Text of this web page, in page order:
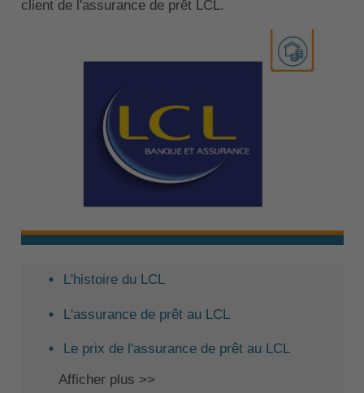
client de l'assurance de prêt LCL.
L'histoire du LCL
L'assurance de prêt au LCL
Le prix de l'assurance de prêt au LCL
Afficher plus >>